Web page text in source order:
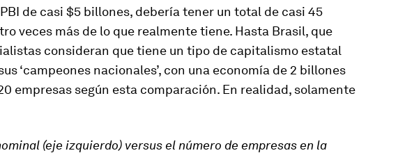
de casi $5 billones, debería tener un total de casi 45
veces más de lo que realmente tiene. Hasta Brasil, que
consideran que tiene un tipo de capitalismo estatal
‘campeones nacionales’, con una economía de 2 billones
empresas según esta comparación. En realidad, solamente
(eje izquierdo) versus el número de empresas en la